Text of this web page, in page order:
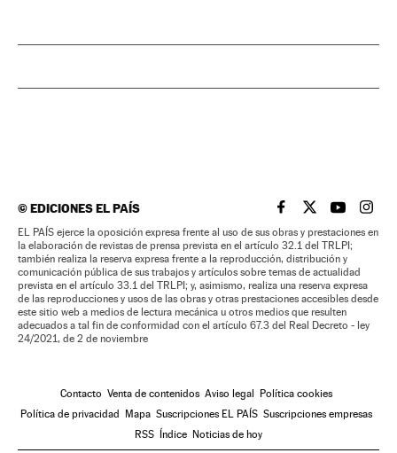
©EDICIONES EL PAÍS EL PAÍS BRASIL EN
EL PAÍSEL PAÍS
EL
EL PAÍS ejerce la oposición expresa frente al uso de sus obras y prestaciones en
la elaboración de revistas de prensa prevista en el artículo 32.1 del TRLPI;
también realiza la reserva expresa frente a la reproducción, distribución y
comunicación pública de sus trabajos y artículos sobre temas de actualidad
prevista en el artículo 33.1 del TRLPI; y, asimismo, realiza una reserva expresa
de las reproducciones y usos de las obras y otras prestaciones accesibles desde
este sitio web a medios de lectura mecánica u otros medios que resulten
adecuados a tal fin de conformidad con el artículo 67.3 del Real Decreto - ley
24/2021, de 2 de noviembre
Contacto Venta de contenidos Aviso legal Política cookies
Política de privacidad Mapa Suscripciones EL PAÍS Suscripciones empresas
RSS Índice Noticias de hoy